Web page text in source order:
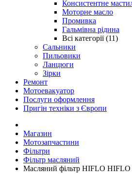
Консистентне
Моторне масло
Промивка
Гальмівна рідина
Всі категорії (11)
Сальники
Пильовики
Ланцюги
Зірки
Ремонт
Мотоевакуатор
Послуги оформлення
Пригін техніки з Європи
Магазин
Мотозапчастини
Фільтри
Фільтр масляний
Масляний фільтр HIFLO HIFLO